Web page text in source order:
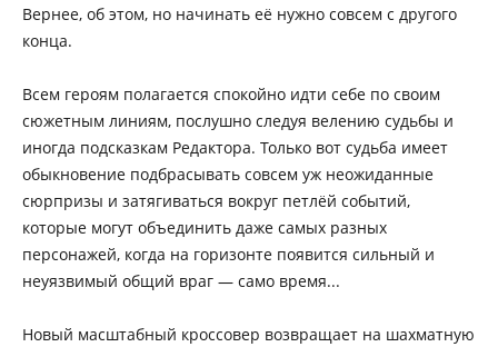
Вернее, об этом, но начинать её нужно совсем с другого
конца.
Всем героям полагается спокойно идти себе по своим
сюжетным линиям, послушно следуя велению судьбы и
иногда подсказкам Редактора. Только вот судьба имеет
обыкновение подбрасывать совсем уж неожиданные
сюрпризы и затягиваться вокруг петлёй событий,
которые могут объединить даже самых разных
персонажей, когда на горизонте появится сильный и
неуязвимый общий враг — само время...
Новый масштабный кроссовер возвращает на шахматную